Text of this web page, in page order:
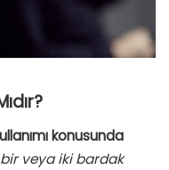
konusunda
veya iki bardak